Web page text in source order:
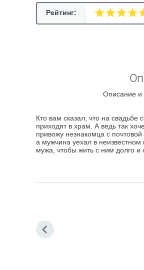
Рейтинг:
Описание и
Кто вам сказал, что на
приходят в храм. А ведь так
привожу незнакомца с
а мужчина уехал в
мужа, чтобы жить с ним долго и